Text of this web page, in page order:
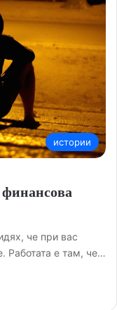
истории
че при вас
Работата е там, че…